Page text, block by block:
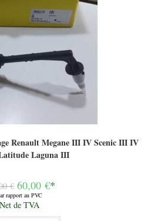
Renault Megane III IV Scenic III IV
Laguna III
€ Le
prix
initial
était :
100,00 €.
60,00 €*
rapport au PVC
Le
prix
Net de TVA